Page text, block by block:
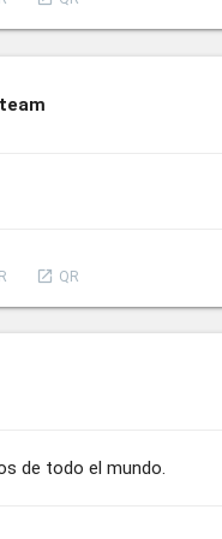
launch QR
de todo el mundo.